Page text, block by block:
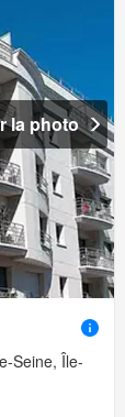
la photo
Seine, Île-